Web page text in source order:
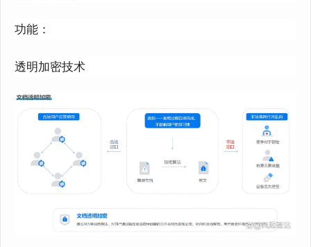
功能：
透明加密技术